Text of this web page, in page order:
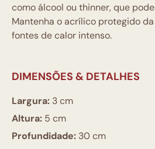
como álcool ou thinner, que
Mantenha o acrílico protegido
fontes de calor intenso.
DIMENSÕES & DETALHES
Largura: 3 cm
Altura: 5 cm
Profundidade: 30 cm